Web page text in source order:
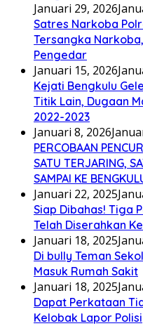
Januari 29, 2026
Satres Narkoba
Tersangka
Pengedar
Januari 15, 2026
Kejati Bengkulu
Titik Lain, Dugaan
2022-2023
Januari 8, 2026
PERCOBAAN
SATU TERJARING,
SAMPAI KE
Januari 22, 2025
Siap Dibahas! Tiga
Telah Diserahkan
Januari 18, 2025
Di bully Teman
Masuk Rumah Sakit
Januari 18, 2025
Dapat Perkataan
Kelobak Lapor Polisi